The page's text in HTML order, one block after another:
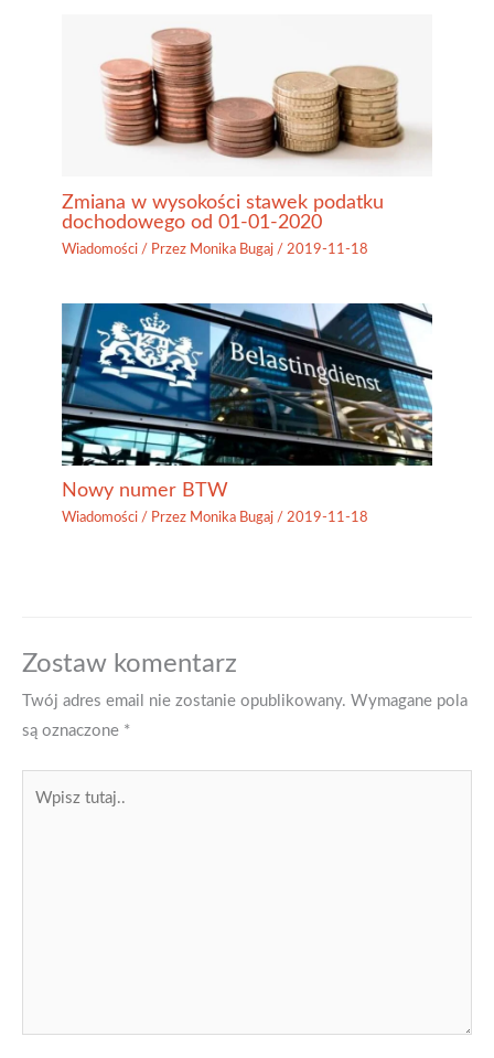
Zmiana w wysokości stawek podatku
dochodowego od 01-01-2020
Wiadomości / Przez Monika Bugaj / 2019-11-18
Nowy numer BTW
Wiadomości / Przez Monika Bugaj/2019-11-18
Zostaw komentarz
Twój adres email nie zostanie opublikowany. Wymagane pola
są oznaczone *